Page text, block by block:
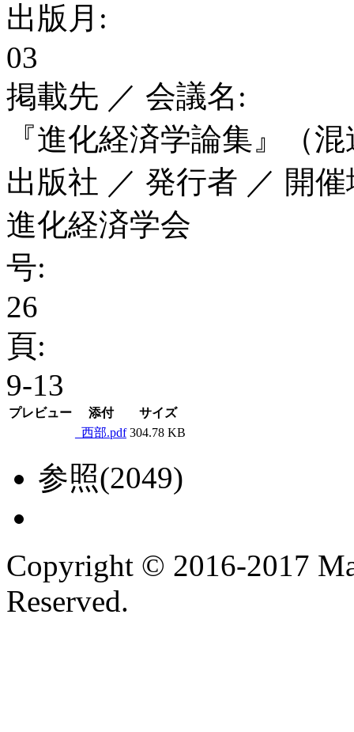
出版月:
03
掲載先 ／ 会議名:
『進化経済学論集』（
出版社 ／ 発行者 ／ 開
進化経済学会
号:
26
頁:
9-13
プレビュー 添付
サイズ
_西部.pdf 304.78 KB
参照(2049)
Copyright © 2016-2017
Reserved.